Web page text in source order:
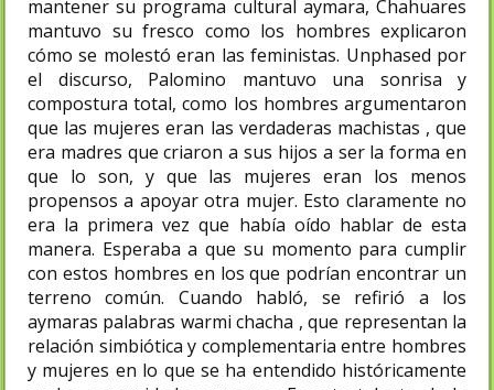
mantener su programa cultural aymara, Chahuares
mantuvo su fresco como los hombres explicaron
cómo se molestó eran las feministas. Unphased por
el discurso, Palomino mantuvo una sonrisa y
compostura total, como los hombres argumentaron
que las mujeres eran las verdaderas machistas , que
era madres que criaron a sus hijos a ser la forma en
que lo son, y que las mujeres eran los menos
propensos a apoyar otra mujer. Esto claramente no
era la primera vez que había oído hablar de esta
manera. Esperaba a que su momento para cumplir
con estos hombres en los que podrían encontrar un
terreno común. Cuando habló, se refirió a los
aymaras palabras warmi chacha , que representan la
relación simbiótica y complementaria entre hombres
y mujeres en lo que se ha entendido históricamente